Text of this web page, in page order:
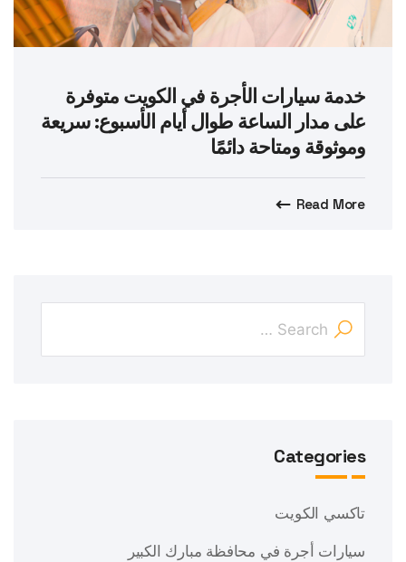
خدمة سيارات الأجرة في الكويت متوفرة
على مدار الساعة طوال أيام الأسبوع: سريعة
وموثوقة ومتاحة دائمًا
Read More
Categories
تاكسي الكويت
سيارات أجرة في محافظة مبارك الكبير